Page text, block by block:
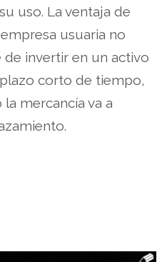
uso. La ventaja de
usuaria no
invertir en un activo
corto de tiempo,
mercancía va a